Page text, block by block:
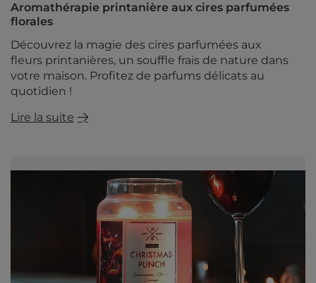
Aromathérapie printanière aux cires parfumées
florales
Découvrez la magie des cires parfumées aux
fleurs printanières, un souffle frais de nature dans
votre maison. Profitez de parfums délicats au
quotidien !
Lire la suite